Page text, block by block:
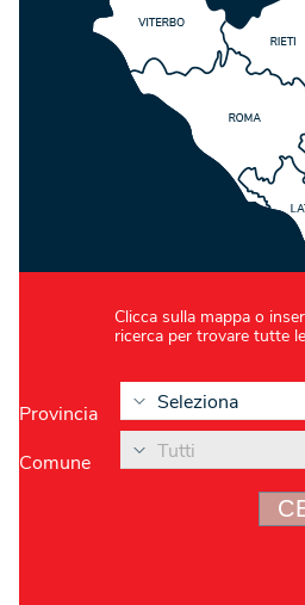
Clicca sulla mappa o
ricerca per trovare tutte
Provincia Seleziona
Comune Tutti